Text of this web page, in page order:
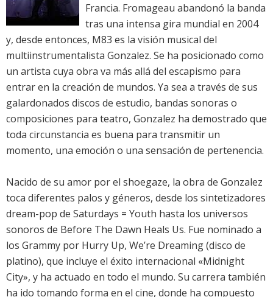
Francia. Fromageau abandonó la banda
tras una intensa gira mundial en 2004
y, desde entonces, M83 es la visión musical del
multiinstrumentalista Gonzalez. Se ha posicionado como
un artista cuya obra va más allá del escapismo para
entrar en la creación de mundos. Ya sea a través de sus
galardonados discos de estudio, bandas sonoras o
composiciones para teatro, Gonzalez ha demostrado que
toda circunstancia es buena para transmitir un
momento, una emoción o una sensación de pertenencia.
Nacido de su amor por el shoegaze, la obra de Gonzalez
toca diferentes palos y géneros, desde los sintetizadores
dream-pop de Saturdays = Youth hasta los universos
sonoros de Before The Dawn Heals Us. Fue nominado a
los Grammy por Hurry Up, We’re Dreaming (disco de
platino), que incluye el éxito internacional «Midnight
City», y ha actuado en todo el mundo. Su carrera también
ha ido tomando forma en el cine, donde ha compuesto